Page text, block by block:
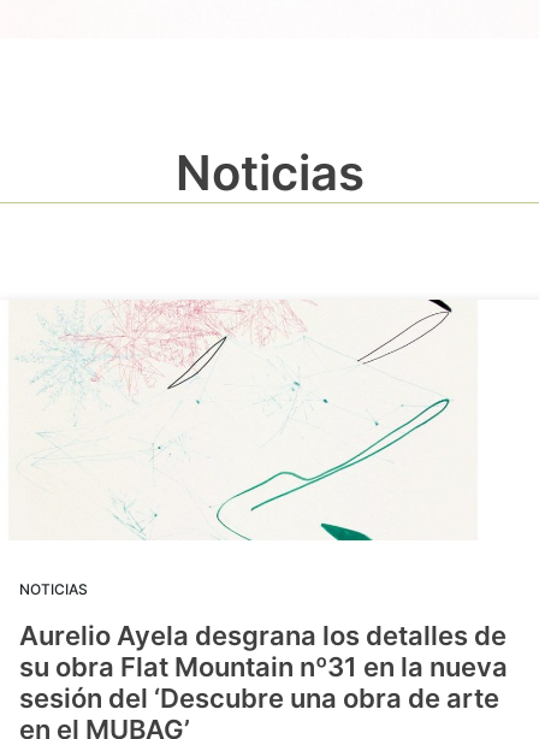
Noticias
NOTICIAS
Aurelio Ayela desgrana los detalles de
su obra Flat Mountain nº31 en la nueva
sesión del ‘Descubre una obra de arte
en el MUBAG’